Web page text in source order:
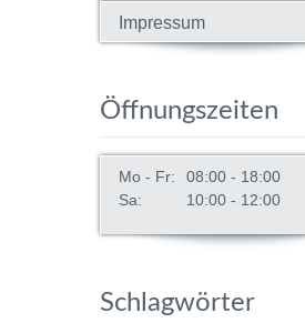
Impressum
Öffnungszeiten
Mo - Fr:
08:00 - 18:00
Sa:
10:00 - 12:00
Schlagwörter